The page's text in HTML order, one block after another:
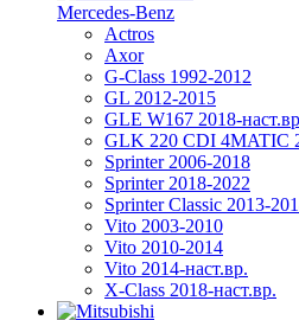
Mercedes-Benz
Actros
Axor
G-Class 1992-2012
GL 2012-2015
GLE W167 2018-
GLK 220 CDI 4MATIC
Sprinter 2006-2018
Sprinter 2018-2022
Sprinter Classic 2013-
Vito 2003-2010
Vito 2010-2014
Vito 2014-наст.вр.
X-Class 2018-наст.вр.